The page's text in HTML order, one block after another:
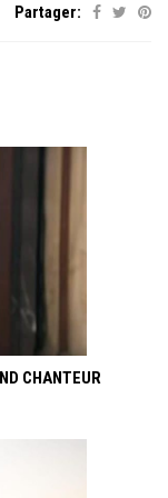
Partager:
CHANTEUR